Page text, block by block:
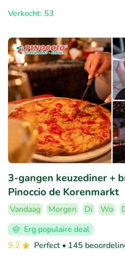
Verkocht: 53
3-gangen keuzediner +
Pinoccio de Korenmarkt
Vandaag Morgen Di Wo
Erg populaire deal
9.2
Perfect • 145